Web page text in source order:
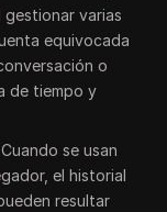
varias
equivocada
o
de tiempo y
se usan
el historial
resultar